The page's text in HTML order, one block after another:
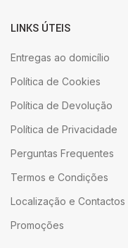
LINKS ÚTEIS
Entregas ao domicílio
Política de Cookies
Política de Devolução
Política de Privacidade
Perguntas Frequentes
Termos e Condições
Localização e Contactos
Promoções